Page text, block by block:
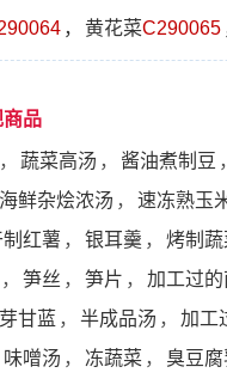
， 黄花菜C290065
品
， 蔬菜高汤 ， 酱油煮制豆 ，
海鲜杂烩浓汤 ， 速冻熟玉
红薯 ， 银耳羹 ， 烤制蔬
， 笋丝 ， 笋片 ， 加工过的
甘蓝 ， 半成品汤 ， 加工
味噌汤 ， 冻蔬菜 ， 臭豆